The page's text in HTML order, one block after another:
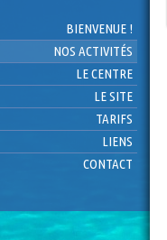
BIENVENUE !
NOS ACTIVITÉS
LE CENTRE
LE SITE
TARIFS
LIENS
CONTACT